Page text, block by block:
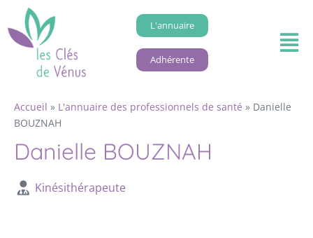
L'annuaire
Adhérente
Accueil » L'annuaire des professionnels de santé » Danielle
BOUZNAH
Danielle BOUZNAH
Kinésithérapeute